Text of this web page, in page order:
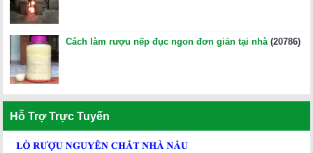
Cách làm rượu nếp đục ngon đơn giản tại nhà(20786)
Hỗ Trợ Trực Tuyến